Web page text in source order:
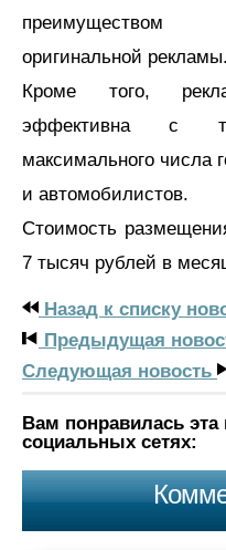
преимуществом
оригинальной рекламы.
Кроме того,
эффективна с
максимального числа
и автомобилистов.
Стоимость
7 тысяч рублей в
Назад к списку
Предыдущая
Следующая новость
Вам понравилась
социальных сетях: